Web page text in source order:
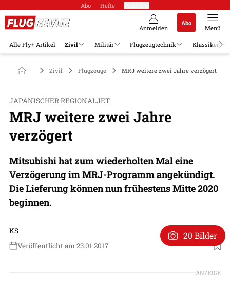
Abo Hefte
Anmelden
Abo
Menü
Alle Fly+ Artikel Zivil Militär Flugzeugtechnik Klassiker
Zivil Flugzeuge MRJ weitere zwei Jahre verzögert
JAPANISCHER REGIONALJET
MRJ weitere zwei Jahre
verzögert
Mitsubishi hat zum wiederholten Mal eine
Verzögerung im MRJ-Programm angekündigt.
Die Lieferung können nun frühestens Mitte 2020
beginnen.
KS
Veröffentlicht am 23.01.2017
20 Bilder
ANZEIGE